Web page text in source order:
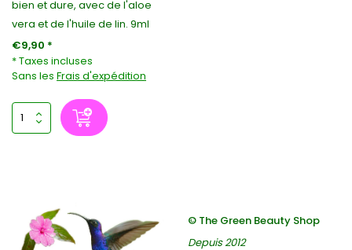
bien et dure, avec de l'aloe
vera et de l'huile de lin. 9ml
€9,90 *
* Taxes incluses
Sans les Frais d'expédition
© The Green Beauty Shop
Depuis 2012